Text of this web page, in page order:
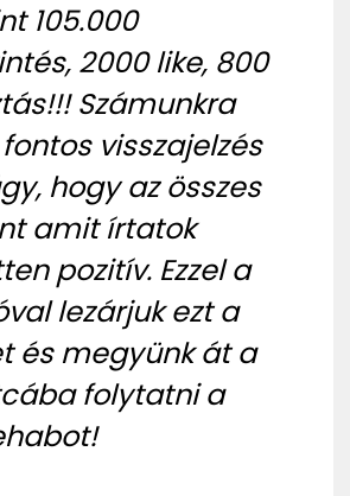
105.000
2000 like, 800
Számunkra
visszajelzés
hogy az összes
amit írtatok
pozitív. Ezzel a
lezárjuk ezt a
és megyünk át a
folytatni a